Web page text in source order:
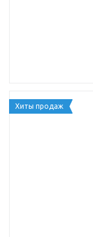
Хиты продаж